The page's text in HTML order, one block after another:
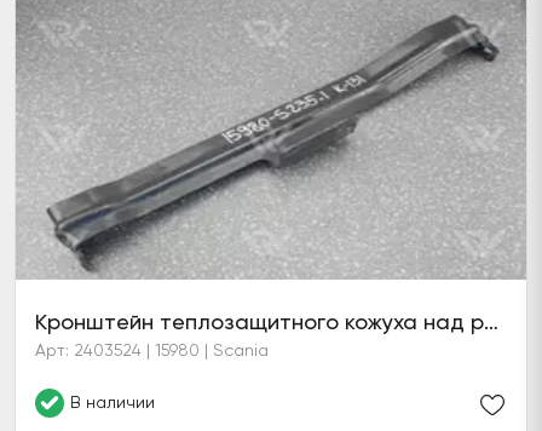
Кронштейн теплозащитного кожуха над рамой DC16 (6 серия)
Арт: 2403524 | 15980 | Scania
В наличии